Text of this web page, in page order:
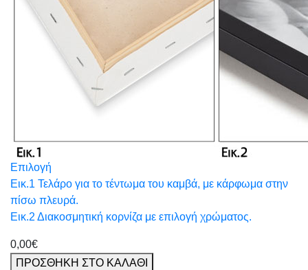
Επιλογή
Εικ.1 Τελάρο για το τέντωμα του καμβά, με κάρφωμα στην
πίσω πλευρά.
Εικ.2 Διακοσμητική κορνίζα με επιλογή χρώματος.
0,00€
ΠΡΟΣΘΗΚΗ ΣΤΟ ΚΑΛΑΘΙ